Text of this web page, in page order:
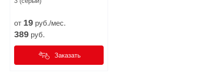
от 19 руб./мес.
389 руб.
Заказать